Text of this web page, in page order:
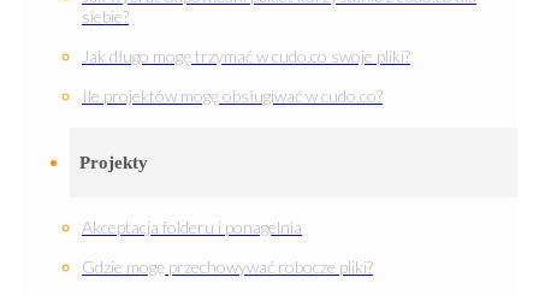
siebie?
Jak długo mogę trzymać w cudo.co swoje pliki?
Ile projektów mogę obsługiwać w cudo.co?
Projekty
Akceptacja folderu i ponagelnia
Gdzie mogę przechowywać robocze pliki?